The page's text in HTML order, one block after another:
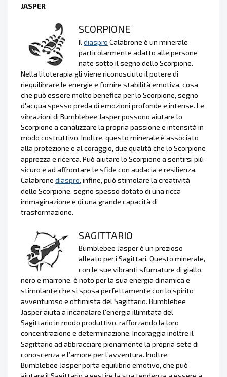
JASPER
SCORPIONE
Il diaspro Calabrone è un minerale
particolarmente adatto alle persone
nate sotto il segno dello Scorpione.
Nella litoterapia gli viene riconosciuto il potere di
riequilibrare le energie e fornire stabilità emotiva, cosa
che può essere molto benefica per lo Scorpione, segno
d'acqua spesso preda di emozioni profonde e intense. Le
vibrazioni di Bumblebee Jasper possono aiutare lo
Scorpione a canalizzare la propria passione e intensità in
modo costruttivo. Inoltre, questo minerale è associato
alla protezione e al coraggio, due qualità che lo Scorpione
apprezza e ricerca. Può aiutare lo Scorpione a sentirsi più
sicuro e ad affrontare le sfide con audacia e resilienza.
Calabrone diaspro, infine, può stimolare la creatività
dello Scorpione, segno spesso dotato di una ricca
immaginazione e di una grande capacità di
trasformazione.
SAGITTARIO
Bumblebee Jasper è un prezioso
alleato per i Sagittari. Questo minerale,
con le sue vibranti sfumature di giallo,
nero e marrone, è noto per la sua energia dinamica e
stimolante che si sposa perfettamente con lo spirito
avventuroso e ottimista del Sagittario. Bumblebee
Jasper aiuta a incanalare l'energia illimitata del
Sagittario in modo produttivo, rafforzando la loro
concentrazione e determinazione. Incoraggia inoltre il
Sagittario ad abbracciare pienamente la propria sete di
conoscenza e l’amore per l’avventura. Inoltre,
Bumblebee Jasper porta equilibrio emotivo, che può